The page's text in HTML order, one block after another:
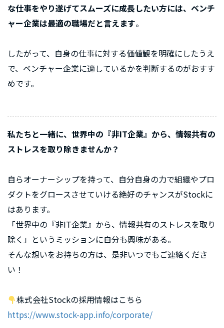
な仕事をやり遂げてスムーズに成長したい方には、ベンチ
ャー企業は最適の職場だと言えます。
したがって、自身の仕事に対する価値観を明確にしたうえ
で、ベンチャー企業に適しているかを判断するのがおすす
めです。
私たちと一緒に、世界中の『非IT企業』から、情報共有の
ストレスを取り除きませんか？
自らオーナーシップを持って、自分自身の力で組織やプロ
ダクトをグロースさせていける絶好のチャンスがStockに
はあります。
「世界中の『非IT企業』から、情報共有のストレスを取り
除く」というミッションに自分も興味がある。
そんな想いをお持ちの方は、是非いつでもご連絡くださ
い！
株式会社Stockの採用情報はこちら
https://www.stock-app.info/corporate/